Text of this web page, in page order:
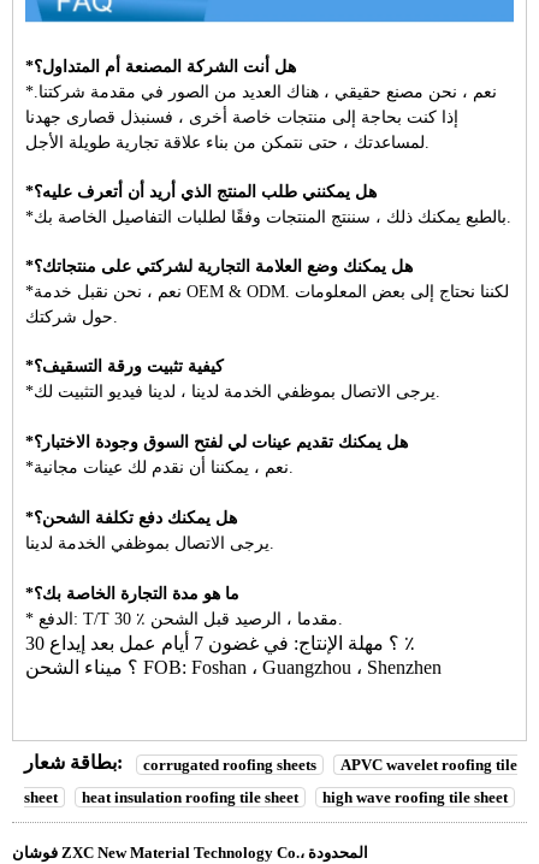
*هل أنت الشركة المصنعة أم المتداول؟
*نعم ، نحن مصنع حقيقي ، هناك العديد من الصور في مقدمة شركتنا.
إذا كنت بحاجة إلى منتجات خاصة أخرى ، فسنبذل قصارى جهدنا
لمساعدتك ، حتى نتمكن من بناء علاقة تجارية طويلة الأجل.
*هل يمكنني طلب المنتج الذي أريد أن أتعرف عليه؟
*بالطبع يمكنك ذلك ، سننتج المنتجات وفقًا لطلبات التفاصيل الخاصة بك.
*هل يمكنك وضع العلامة التجارية لشركتي على منتجاتك؟
*نعم ، نحن نقبل خدمة OEM & ODM. لكننا نحتاج إلى بعض المعلومات
حول شركتك.
*كيفية تثبيت ورقة التسقيف؟
*يرجى الاتصال بموظفي الخدمة لدينا ، لدينا فيديو التثبيت لك.
*هل يمكنك تقديم عينات لي لفتح السوق وجودة الاختبار؟
*نعم ، يمكننا أن نقدم لك عينات مجانية.
*هل يمكنك دفع تكلفة الشحن؟
يرجى الاتصال بموظفي الخدمة لدينا.
*ما هو مدة التجارة الخاصة بك؟
* الدفع: T/T 30 ٪ مقدما ، الرصيد قبل الشحن.
؟ مهلة الإنتاج: في غضون 7 أيام عمل بعد إيداع 30 ٪
؟ ميناء الشحن FOB: Foshan ، Guangzhou ، Shenzhen
بطاقة شعار: corrugated roofing sheets
APVC wavelet roofing tile
sheet
heat insulation roofing tile sheet high wave roofing tile sheet
فوشان ZXC New Material Technology Co.، المحدودة